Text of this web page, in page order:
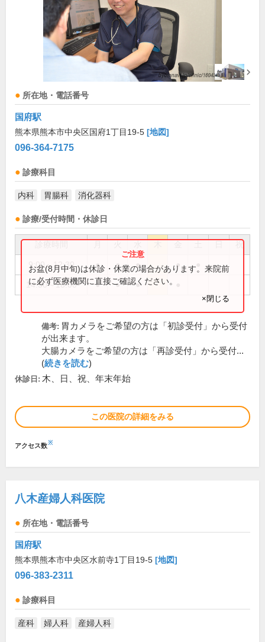
所在地・電話番号
国府駅
熊本県熊本市中央区国府1丁目19-5 [地図]
096-364-7175
診療科目
内科 胃腸科 消化器科
診療/受付時間・休診日
祝
9:00～12:30 ● ● ● ●
14:30～18:00 ● ● ●
お盆(8月中旬)は休診・休業の場合があります。来院前
に必ず医療機関に直接ご確認ください。
×閉じる
備考: 胃カメラをご希望の方は「初診受付」から受付
が出来ます。
大腸カメラをご希望の方は「再診受付」から受付...
(続きを読む)
休診日: 木、日、祝、年末年始
この医院の詳細をみる
アクセス数※
八木産婦人科医院
所在地・電話番号
国府駅
熊本県熊本市中央区水前寺1丁目19-5 [地図]
096-383-2311
診療科目
産科 婦人科 産婦人科